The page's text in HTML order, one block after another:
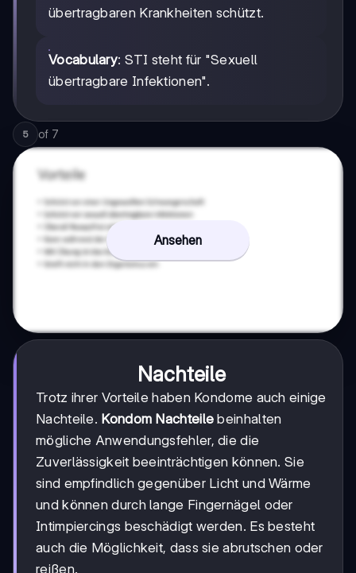
übertragbaren Krankheiten schützt.
Vocabulary: STI steht für "Sexuell
übertragbare Infektionen".
5 of 7
Ansehen
Nachteile
Trotz ihrer Vorteile haben Kondome auch einige
Nachteile. Kondom Nachteile beinhalten
mögliche Anwendungsfehler, die die
Zuverlässigkeit beeinträchtigen können. Sie
sind empfindlich gegenüber Licht und Wärme
und können durch lange Fingernägel oder
Intimpiercings beschädigt werden. Es besteht
auch die Möglichkeit, dass sie abrutschen oder
reißen.